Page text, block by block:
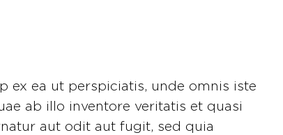
ea ut perspiciatis, unde omnis iste
ab illo inventore veritatis et quasi
aut odit aut fugit, sed quia